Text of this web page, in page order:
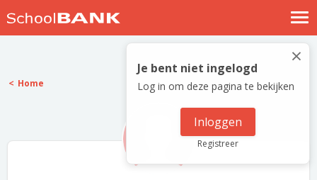
Nostalgische verhalen
Log in
Meld je gratis aan
×
Je bent niet ingelogd
Log in om deze pagina te bekijken
Inloggen
Registreer
Home